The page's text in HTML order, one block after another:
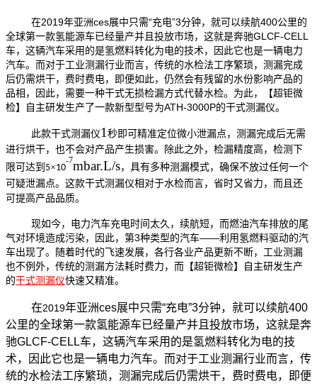
在2019年亚洲ces展中只需“充电”3分钟，就可以续航400公里的
全球第一款氢能源车已经量产并且投放市场，这就是奔驰GLCF-CELL
车，这辆汽车采用的是氢燃料转化为电的技术，因此它也是一辆电力
汽车。而对于工业测漏行业而言，传统的水检法工序繁琐，测漏完成
后仍需烘干，费时费电，即便如此，仍然会有残留的水份影响产品的
品相，因此，需要一种干式无损检漏方式代替水检。为此，【超钜微
检】自主研发生产了一款新型型号为ATH-3000P的干式测漏仪。
此款干式测漏仪1 秒即可精准定位微小泄漏点，测漏完成后无需
进行烘干，也不会对产品产生损害。除此之外，检漏精度高，检测下
限可达到 5×10
-7mbar.L/s，具有多种测漏模式，确保不放过任何一个
可疑泄漏点。这款干式测漏仪相对于水检而言，省时又省力，而且还
可提高产品品质。
现如今，电力汽车充电时间太久，续航短，而燃油汽车排放的尾
气对环境造成污染，因此，第3种类型的汽车——利用氢燃料驱动的汽
车出现了。随着时代的飞速发展，各行各业产品更新不断，工业测漏
也不例外，传统的测漏方法耗时费力，而【超钜微检】自主研发生产
的干式测漏仪快速又精准。
在2019年亚洲ces展中只需“充电”3分钟，就可以续航400
公里的全球第一款氢能源车已经量产并且投放市场，这就是奔
驰GLCF-CELL车，这辆汽车采用的是氢燃料转化为电的技
术，因此它也是一辆电力汽车。而对于工业测漏行业而言，传
统的水检法工序繁琐，测漏完成后仍需烘干，费时费电，即便